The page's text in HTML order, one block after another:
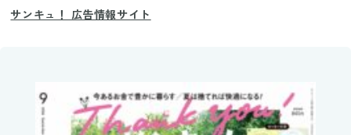
サンキュ！ 広告情報サイト